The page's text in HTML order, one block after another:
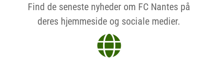
Find de seneste nyheder om FC Nantes på
deres hjemmeside og sociale medier.
